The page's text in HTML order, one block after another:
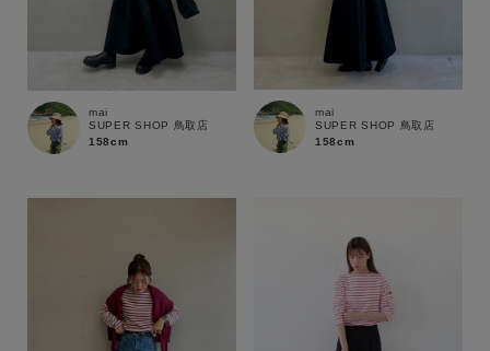
mai
SUPER SHOP 鳥取店
158cm
mai
SUPER SHOP 鳥取店
158cm